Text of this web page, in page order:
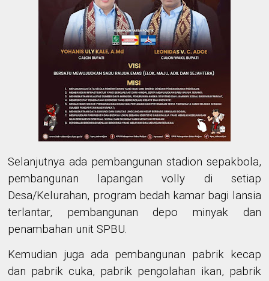
Selanjutnya ada pembangunan stadion sepakbola,
pembangunan lapangan volly di setiap
Desa/Kelurahan, program bedah kamar bagi lansia
terlantar, pembangunan depo minyak dan
penambahan unit SPBU.
Kemudian juga ada pembangunan pabrik kecap
dan pabrik cuka, pabrik pengolahan ikan, pabrik